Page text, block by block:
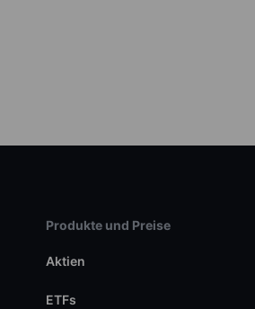
Produkte und Preise
Aktien
ETFs